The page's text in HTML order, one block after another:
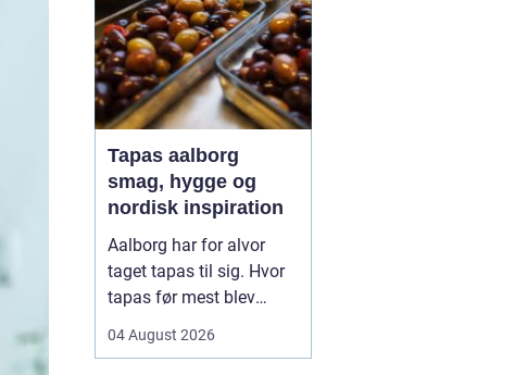
Tapas aalborg
smag, hygge og
nordisk inspiration
Aalborg har for alvor
taget tapas til sig. Hvor
tapas før mest blev
spanske barer, er
04 August 2026